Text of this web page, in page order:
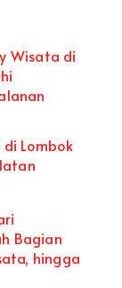
Wisata di
di Lombok
Bagian
hingga